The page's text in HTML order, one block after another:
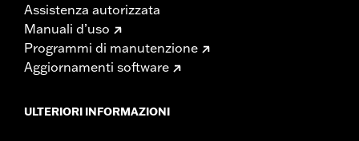
Assistenza autorizzata
Manuali d’uso
Programmi di manutenzione
Aggiornamenti software
ULTERIORI INFORMAZIONI